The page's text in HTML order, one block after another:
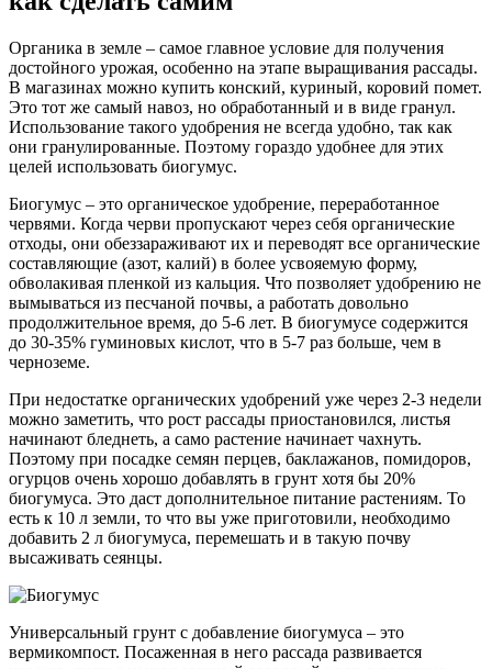
Органика в земле – самое главное условие для получения
достойного урожая, особенно на этапе выращивания рассады.
В магазинах можно купить конский, куриный, коровий помет.
Это тот же самый навоз, но обработанный и в виде гранул.
Использование такого удобрения не всегда удобно, так как
они гранулированные. Поэтому гораздо удобнее для этих
целей использовать биогумус.
Биогумус – это органическое удобрение, переработанное
червями. Когда черви пропускают через себя органические
отходы, они обеззараживают их и переводят все органические
составляющие (азот, калий) в более усвояемую форму,
обволакивая пленкой из кальция. Что позволяет удобрению не
вымываться из песчаной почвы, а работать довольно
продолжительное время, до 5-6 лет. В биогумусе содержится
до 30-35% гуминовых кислот, что в 5-7 раз больше, чем в
черноземе.
При недостатке органических удобрений уже через 2-3 недели
можно заметить, что рост рассады приостановился, листья
начинают бледнеть, а само растение начинает чахнуть.
Поэтому при посадке семян перцев, баклажанов, помидоров,
огурцов очень хорошо добавлять в грунт хотя бы 20%
биогумуса. Это даст дополнительное питание растениям. То
есть к 10 л земли, то что вы уже приготовили, необходимо
добавить 2 л биогумуса, перемешать и в такую почву
высаживать сеянцы.
Универсальный грунт с добавление биогумуса – это
вермикомпост. Посаженная в него рассада развивается